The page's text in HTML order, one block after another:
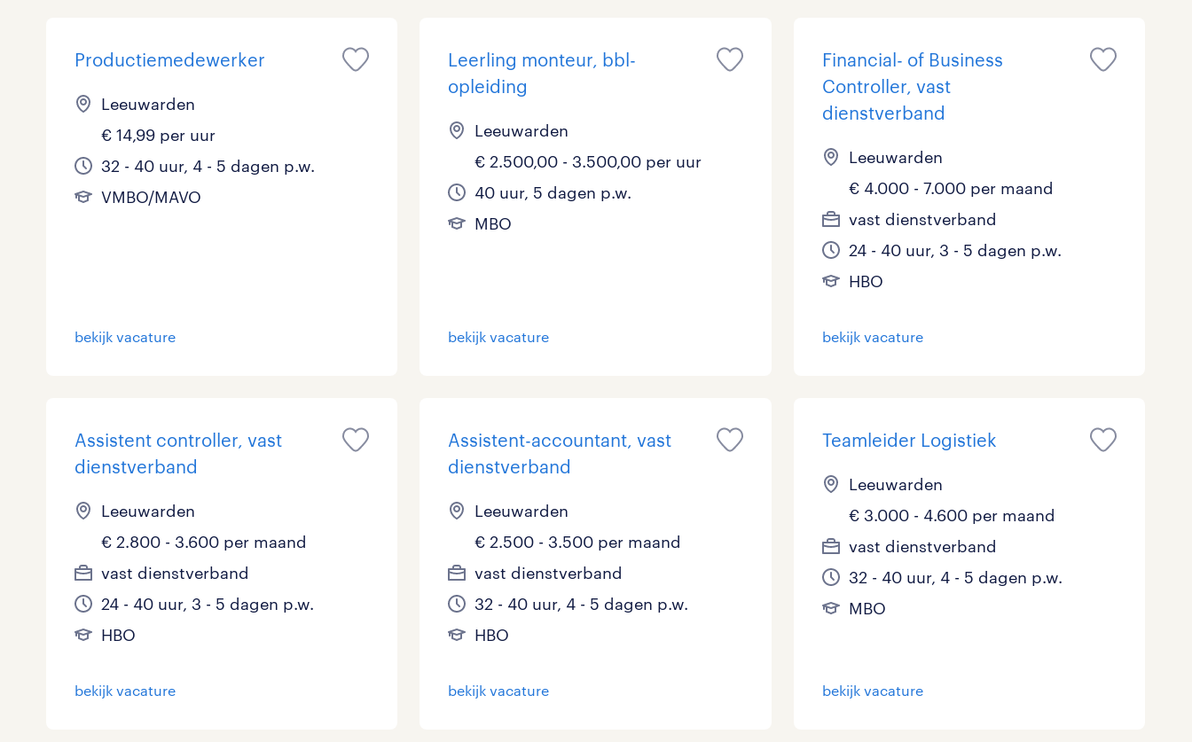
Productiemedewerker
Leeuwarden
€ 14,99 per uur
32 - 40 uur, 4 - 5 dagen p.w.
VMBO/MAVO
bekijk vacature
Leerling monteur, bbl-
opleiding
Leeuwarden
€ 2.500,00 - 3.500,00 per uur
40 uur, 5 dagen p.w.
MBO
bekijk vacature
Financial- of Business
Controller, vast
dienstverband
Leeuwarden
€ 4.000 - 7.000 per maand
vast dienstverband
24 - 40 uur, 3 - 5 dagen p.w.
HBO
bekijk vacature
Assistent controller, vast
dienstverband
Leeuwarden
€ 2.800 - 3.600 per maand
vast dienstverband
24 - 40 uur, 3 - 5 dagen p.w.
HBO
bekijk vacature
Assistent-accountant, vast
dienstverband
Leeuwarden
€ 2.500 - 3.500 per maand
vast dienstverband
32 - 40 uur, 4 - 5 dagen p.w.
HBO
bekijk vacature
Teamleider Logistiek
Leeuwarden
€ 3.000 - 4.600 per maand
vast dienstverband
32 - 40 uur, 4 - 5 dagen p.w.
MBO
bekijk vacature